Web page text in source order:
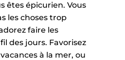
êtes épicurien. Vous
les choses trop
faire les
des jours. Favorisez
à la mer, ou